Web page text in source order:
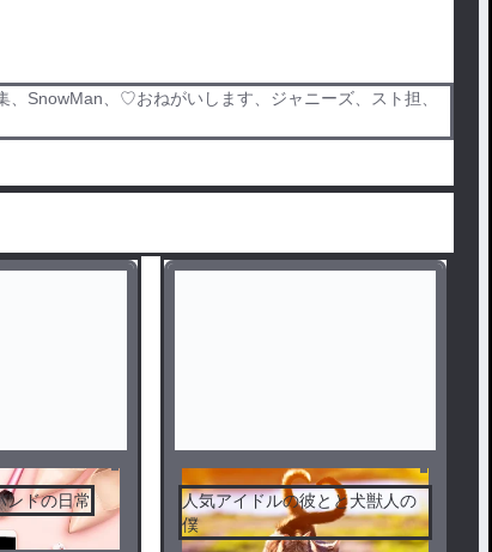
SnowMan、♡おねがいします、ジャニーズ、スト担、
ンドの日常
人気アイドルの彼とと犬獣人の
僕